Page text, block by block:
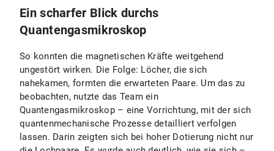
Ein scharfer Blick durchs
Quantengasmikroskop
So konnten die magnetischen Kräfte weitgehend
ungestört wirken. Die Folge: Löcher, die sich
nahekamen, formten die erwarteten Paare. Um das zu
beobachten, nutzte das Team ein
Quantengasmikroskop – eine Vorrichtung, mit der sich
quantenmechanische Prozesse detailliert verfolgen
lassen. Darin zeigten sich bei hoher Dotierung nicht nur